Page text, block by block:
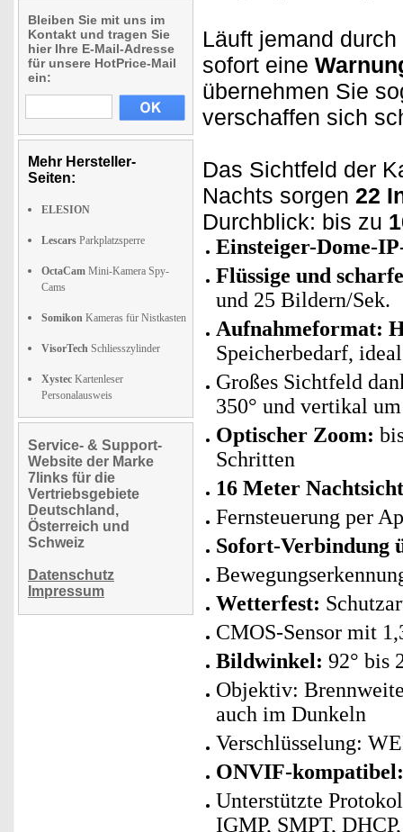
Bleiben Sie mit uns im
Kontakt und tragen Sie
hier Ihre E-Mail-Adresse
für unsere HotPrice-Mail
ein:
Mehr Hersteller-
Seiten:
ELESION
Lescars Parkplatzsperre
OctaCam Mini-Kamera Spy-
Cams
Somikon Kameras für Nistkasten
VisorTech Schliesszylinder
Xystec Kartenleser
Personalausweis
Service- & Support-
Website der Marke
7links für die
Vertriebsgebiete
Deutschland,
Österreich und
Schweiz
Datenschutz
Impressum
Läuft jemand
sofort eine
übernehmen Sie
verschaffen sich
Das Sichtfeld der
Nachts sorgen 22
Durchblick: bis zu
Einsteiger-Dome-
Flüssige und
und 25 Bildern/Sek.
Aufnahmeformat:
Speicherbedarf,
Großes Sichtfeld
350° und vertikal
Optischer Zoom:
Schritten
16 Meter Nachtsicht
Fernsteuerung per
Sofort-Verbindung
Wetterfest:
CMOS-Sensor mit
Bildwinkel: 92° bis
Objektiv:
auch im Dunkeln
Verschlüsselung:
ONVIF-kompatibel:
Unterstützte
IGMP, SMPT,